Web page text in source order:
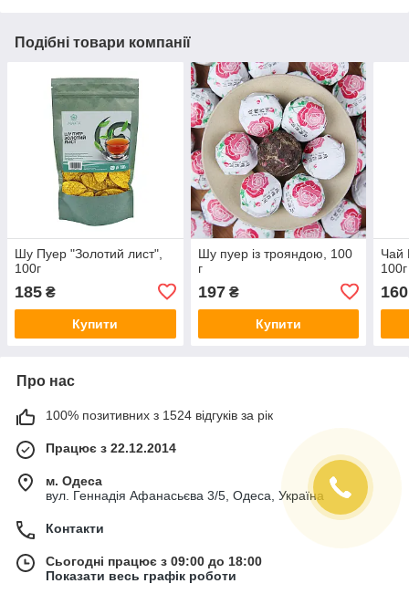
Подібні товари компанії
Шу Пуер "Золотий лист",
100г
185 ₴
Купити
Шу пуер із трояндою, 100
г
197₴
Купити
Чай
100г
160
Про нас
100% позитивних з 1524 відгуків за рік
Працює з 22.12.2014
м. Одеса
вул. Геннадія Афанасьєва 3/5, Одеса, Україна
Контакти
Сьогодні працює з 09:00 до 18:00
Показати весь графік роботи